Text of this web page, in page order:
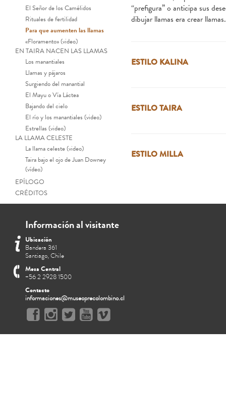
El Señor de los Camélidos
Rituales de fertilidad
Para que aumenten las llamas
«Floramento» (video)
EN TAIRA NACEN LAS LLAMAS
Los manantiales
Llamas y pájaros
Surgiendo del manantial
El Mayu o Vía Láctea
Bajando del cielo
El río y los manantiales (video)
Estrellas (video)
LA LLAMA CELESTE
La llama celeste (video)
Taira bajo el ojo de Juan Downey
(vídeo)
EPÍLOGO
CRÉDITOS
“prefigura” o anticipa sus
dibujar llamas era crear llamas.
ESTILO KALINA
ESTILO TAIRA
ESTILO MILLA
Información al visitante
Ubicación
Bandera 361
Santiago, Chile
Mesa Central
+56 2 2928 1500
Contacto
informaciones@museoprecolombino.cl